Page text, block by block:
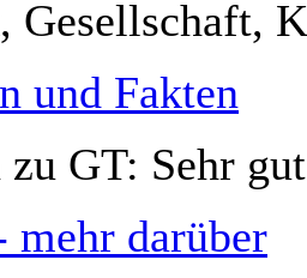
Gesellschaft,
und Fakten
zu GT: Sehr
mehr darüber